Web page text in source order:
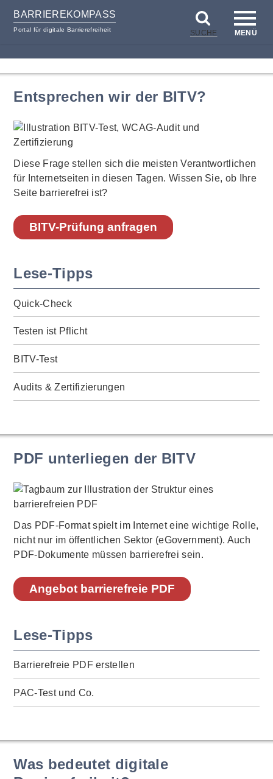
BARRIEREKOMPASS
Portal für digitale Barrierefreiheit SUCHE MENÜ
Entsprechen wir der BITV?
Diese Frage stellen sich die meisten Verantwortlichen
für Internetseiten in diesen Tagen. Wissen Sie, ob Ihre
Seite barrierefrei ist?
BITV-Prüfung anfragen
Lese-Tipps
Quick-Check
Testen ist Pflicht
BITV-Test
Audits & Zertifizierungen
PDF unterliegen der BITV
Das PDF-Format spielt im Internet eine wichtige Rolle,
nicht nur im öffentlichen Sektor (eGovernment). Auch
PDF-Dokumente müssen barrierefrei sein.
Angebot barrierefreie PDF
Lese-Tipps
Barrierefreie PDF erstellen
PAC-Test und Co.
Was bedeutet digitale